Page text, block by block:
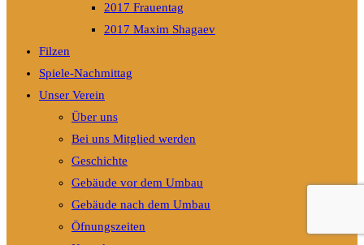
2017 Frauentag
2017 Maxim Shagaev
Filzen
Spiele-Nachmittag
Unser Verein
Über uns
Bei uns Mitglied werden
Geschichte
Gebäude vor dem Umbau
Gebäude nach dem Umbau
Öfnungszeiten